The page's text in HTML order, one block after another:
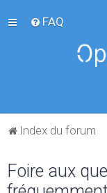
FAQ
Index du forum
Foire aux